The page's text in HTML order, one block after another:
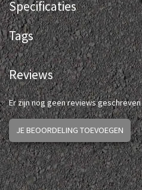
Specificaties
Tags
Reviews
Er zijn nog geen reviews
JE BEOORDELING TOEVOEGEN